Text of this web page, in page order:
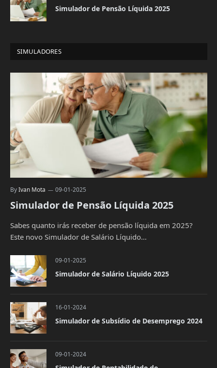
Simulador de Pensão Líquida 2025
SIMULADORES
ByIvan Mota 09-01-2025
Simulador de Pensão Líquida 2025
Sabes quanto irás receber de pensão líquida em 2025?
Este novo Simulador de Salário Líquido…
09-01-2025
Simulador de Salário Líquido 2025
16-01-2024
Simulador de Subsídio de Desemprego 2024
09-01-2024